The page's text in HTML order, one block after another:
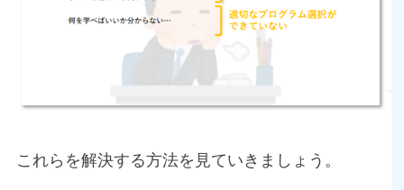
これらを解決する方法を見ていきましょう。